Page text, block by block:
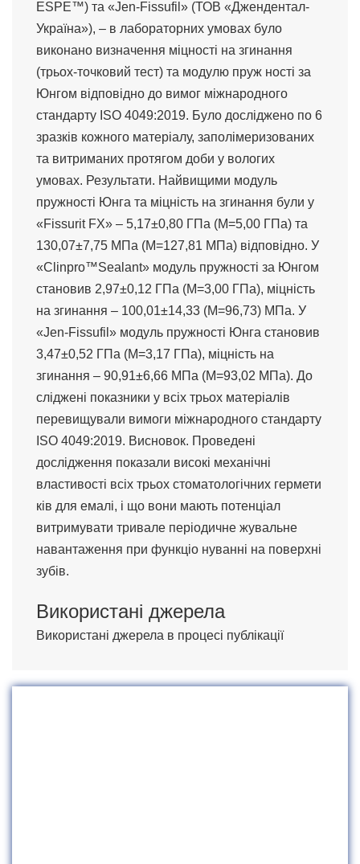
ESPE™) та «Jen-Fissufil» (ТОВ «Джендентал-
Україна»), – в лабораторних умовах було
виконано визначення міцності на згинання
(трьох-точковий тест) та модулю пруж ності за
Юнгом відповідно до вимог міжнародного
стандарту ISO 4049:2019. Було досліджено по 6
зразків кожного матеріалу, заполімеризованих
та витриманих протягом доби у вологих
умовах. Результати. Найвищими модуль
пружності Юнга та міцність на згинання були у
«Fissurit FX» – 5,17±0,80 ГПа (М=5,00 ГПа) та
130,07±7,75 МПа (М=127,81 МПа) відповідно. У
«Clinpro™Sealant» модуль пружності за Юнгом
становив 2,97±0,12 ГПа (М=3,00 ГПа), міцність
на згинання – 100,01±14,33 (М=96,73) МПа. У
«Jen-Fissufil» модуль пружності Юнга становив
3,47±0,52 ГПа (М=3,17 ГПа), міцність на
згинання – 90,91±6,66 МПа (М=93,02 МПа). До
сліджені показники у всіх трьох матеріалів
перевищували вимоги міжнародного стандарту
ISO 4049:2019. Висновок. Проведені
дослідження показали високі механічні
властивості всіх трьох стоматологічних гермети
ків для емалі, і що вони мають потенціал
витримувати тривале періодичне жувальне
навантаження при функціо нуванні на поверхні
зубів.
Використані джерела
Використані джерела в процесі публікації